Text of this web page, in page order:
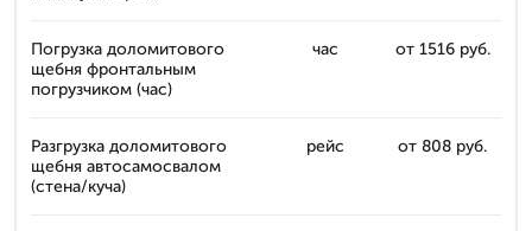
Погрузка доломитового
щебня фронтальным
погрузчиком (час)
час от 1516 руб.
Разгрузка доломитового
щебня автосамосвалом
(стена/куча)
рейс от 808 руб.